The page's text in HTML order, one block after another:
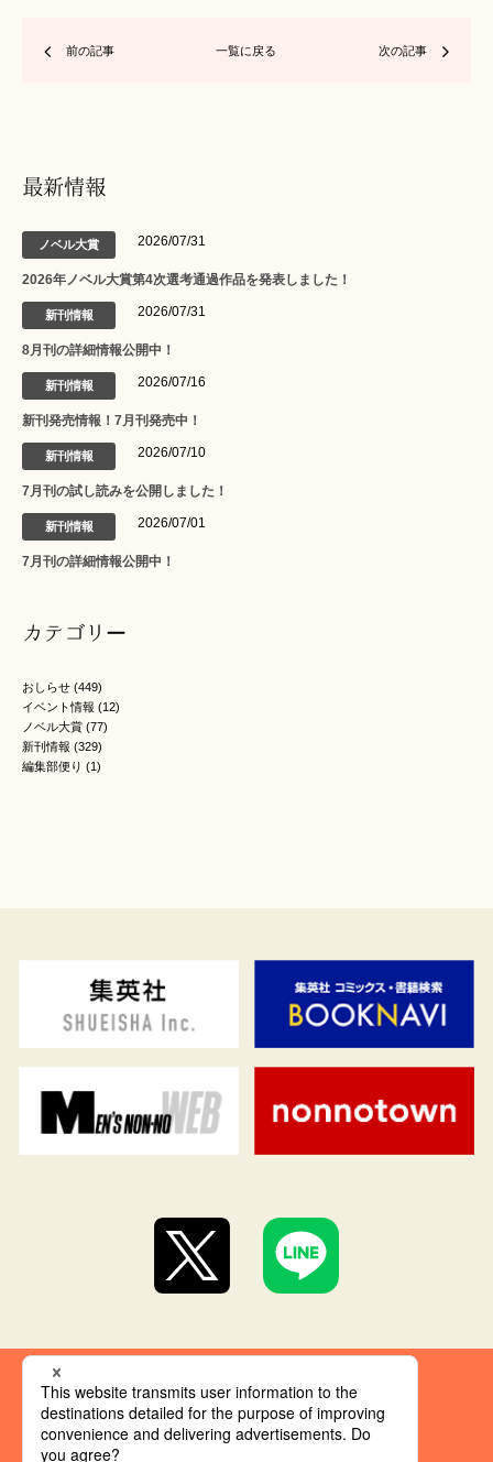
前の記事 一覧に戻る 次の記事
最新情報
ノベル大賞 2026/07/31
2026年ノベル大賞第4次選考通過作品を発表しました！
新刊情報 2026/07/31
8月刊の詳細情報公開中！
新刊情報 2026/07/16
新刊発売情報！7月刊発売中！
新刊情報 2026/07/10
7月刊の試し読みを公開しました！
新刊情報 2026/07/01
7月刊の詳細情報公開中！
カテゴリー
おしらせ (449)
イベント情報 (12)
ノベル大賞 (77)
新刊情報 (329)
編集部便り (1)
集英社 オレンジ文庫とは
創刊にあたって